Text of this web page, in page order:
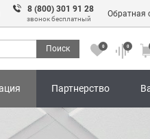
8 (800) 301 91 28
звонок бесплатный
Обратная
Поиск 0 0
Партнерство
91 28